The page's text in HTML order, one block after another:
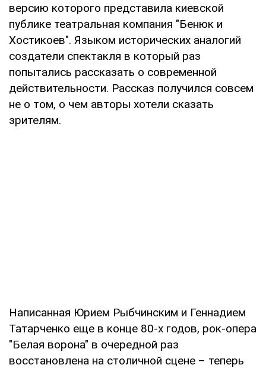
версию которого представила киевской
публике театральная компания "Бенюк и
Хостикоев". Языком исторических аналогий
создатели спектакля в который раз
попытались рассказать о современной
действительности. Рассказ получился совсем
не о том, о чем авторы хотели сказать
зрителям.
Написанная Юрием Рыбчинским и Геннадием
Татарченко еще в конце 80-х годов, рок-опера
"Белая ворона" в очередной раз
восстановлена на столичной сцене – теперь